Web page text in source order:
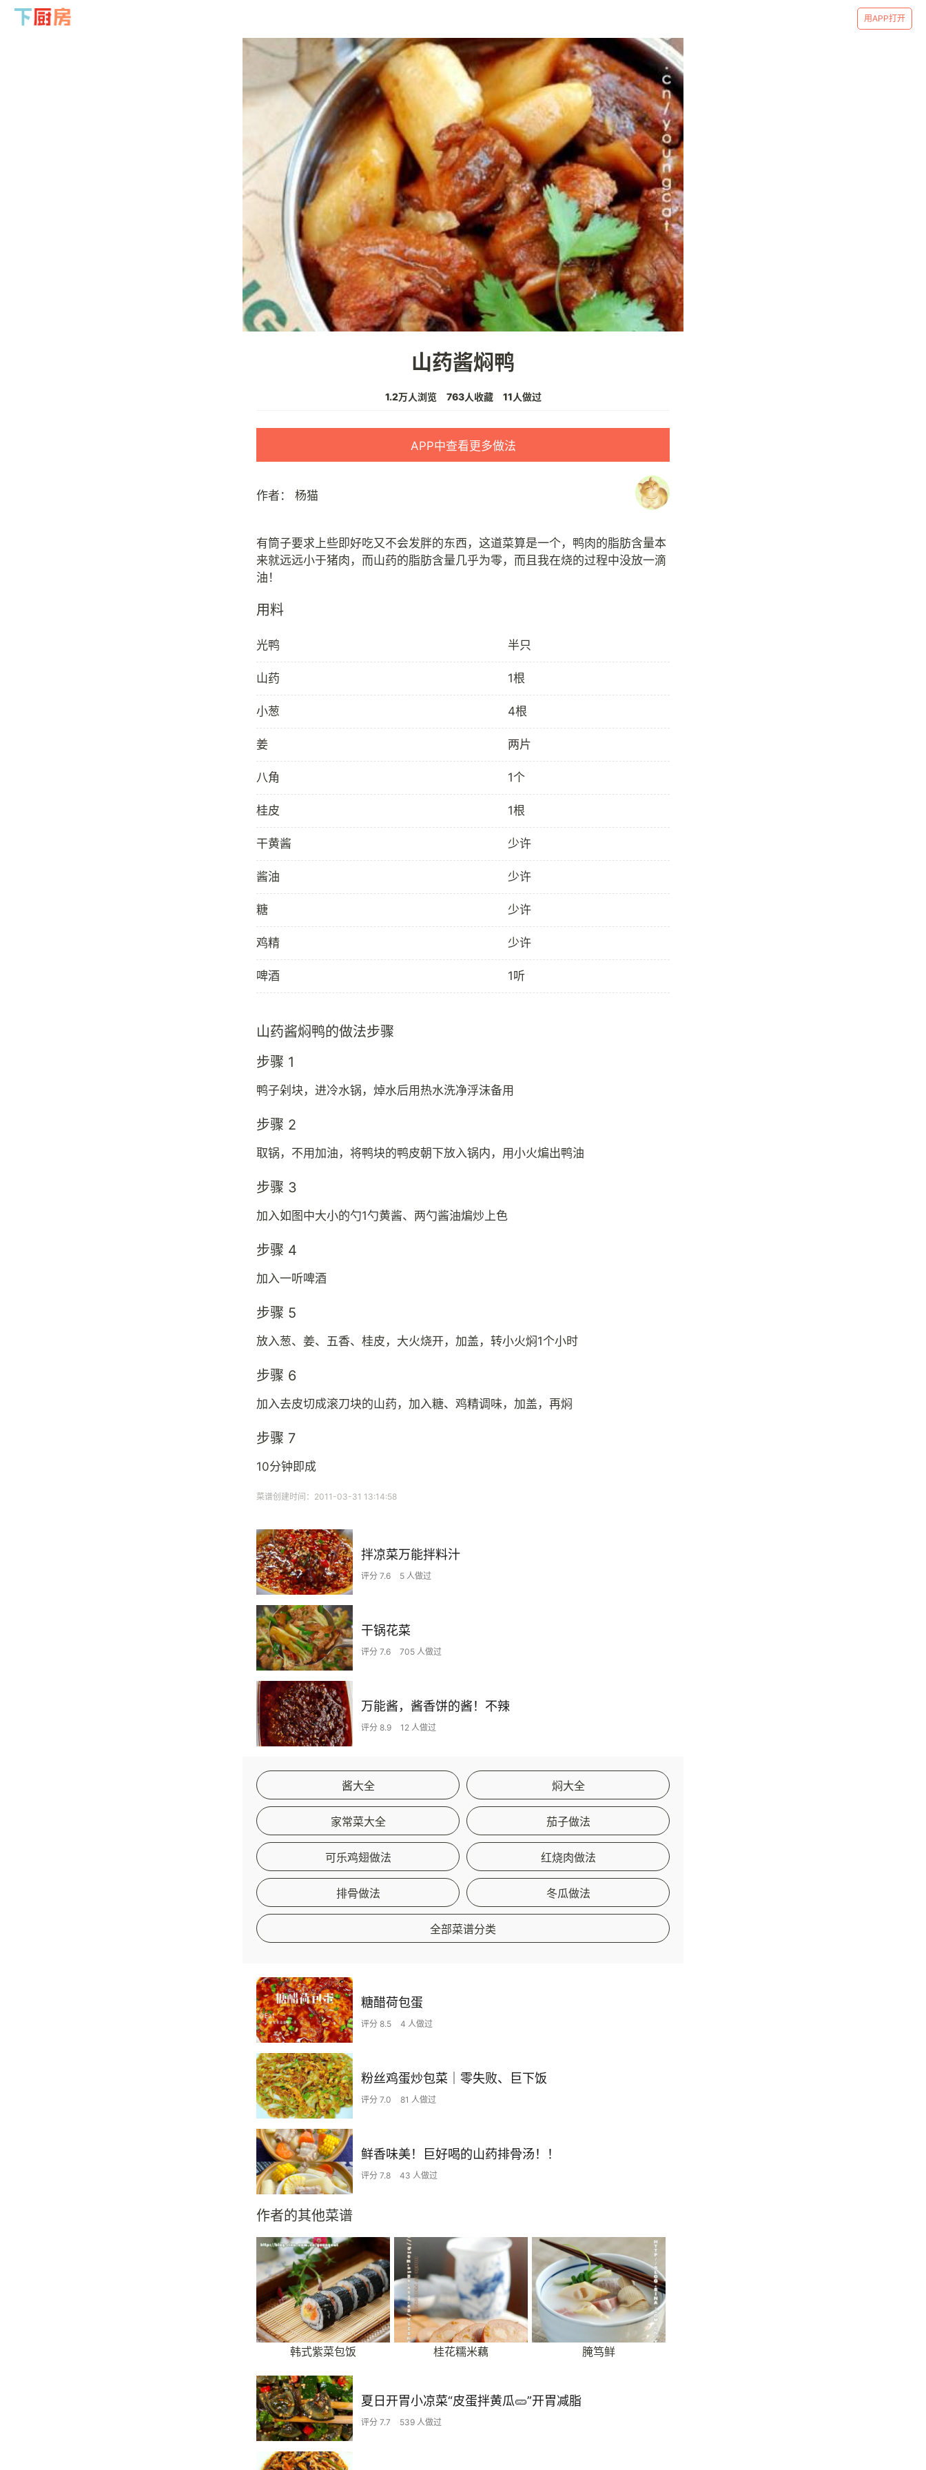
用APP打开
山药酱焖鸭
1.2万人浏览 763人收藏 11人做过
APP中查看更多做法
作者： 杨猫
有筒子要求上些即好吃又不会发胖的东西，这道菜算是一个，鸭肉的脂肪含量本
来就远远小于猪肉，而山药的脂肪含量几乎为零，而且我在烧的过程中没放一滴
用料
光鸭 半只
山药 1根
小葱 4根
姜 两片
八角 1个
桂皮 1根
干黄酱 少许
酱油 少许
糖 少许
鸡精 少许
啤酒 1听
山药酱焖鸭的做法步骤
步骤 1
鸭子剁块，进冷水锅，焯水后用热水洗净浮沫备用
步骤 2
取锅，不用加油，将鸭块的鸭皮朝下放入锅内，用小火煸出鸭油
步骤 3
加入如图中大小的勺1勺黄酱、两勺酱油煸炒上色
步骤 4
加入一听啤酒
步骤 5
放入葱、姜、五香、桂皮，大火烧开，加盖，转小火焖1个小时
步骤 6
加入去皮切成滚刀块的山药，加入糖、鸡精调味，加盖，再焖
步骤 7
10分钟即成
菜谱创建时间：2011-03-31 13:14:58
拌凉菜万能拌料汁
评分 7.6 5 人做过
干锅花菜
评分 7.6 705 人做过
万能酱，酱香饼的酱！不辣
评分 8.9 12 人做过
酱大全 焖大全
家常菜大全 茄子做法
可乐鸡翅做法 红烧肉做法
排骨做法 冬瓜做法
全部菜谱分类
糖醋荷包蛋
评分 8.5 4 人做过
粉丝鸡蛋炒包菜｜零失败、巨下饭
评分 7.0 81 人做过
鲜香味美！巨好喝的山药排骨汤！！
评分 7.8 43 人做过
作者的其他菜谱
韩式紫菜包饭 桂花糯米藕 腌笃鲜
夏日开胃小凉菜“皮蛋拌黄瓜🥒”开胃减脂
评分 7.7 539 人做过